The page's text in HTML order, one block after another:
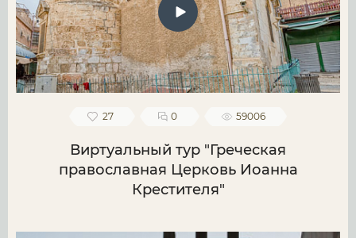
27 0 59006
Виртуальный тур "Греческая
православная Церковь Иоанна
Крестителя"